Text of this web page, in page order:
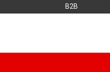
B2B